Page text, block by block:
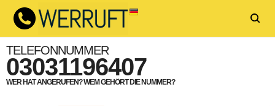
TELEFONNUMMER
03031196407
WER HAT ANGERUFEN? WEM GEHÖRT DIE NUMMER?